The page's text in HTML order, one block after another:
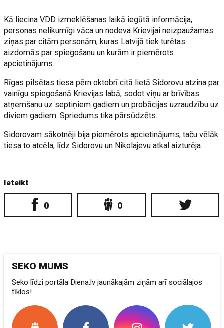
Kā liecina VDD izmeklēšanas laikā iegūtā informācija,
personas nelikumīgi vāca un nodeva Krievijai neizpaužamas
ziņas par citām personām, kuras Latvijā tiek turētas
aizdomās par spiegošanu un kurām ir piemērots
apcietinājums.
Rīgas pilsētas tiesa pērn oktobrī citā lietā Sidorovu atzina par
vainīgu spiegošanā Krievijas labā, sodot viņu ar brīvības
atņemšanu uz septiņiem gadiem un probācijas uzraudzību uz
diviem gadiem. Spriedums tika pārsūdzēts.
Sidorovam sākotnēji bija piemērots apcietinājums, taču vēlāk
tiesa to atcēla, līdz Sidorovu un Nikolajevu atkal aizturēja.
Ieteikt
0 0
SEKO MUMS
Seko līdzi portāla Diena.lv jaunākajām ziņām arī sociālajos
tīklos!